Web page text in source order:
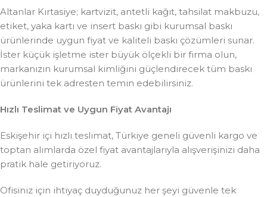
Altanlar Kırtasiye; kartvizit, antetli kağıt, tahsilat makbuzu,
etiket, yaka kartı ve insert baskı gibi kurumsal baskı
ürünlerinde uygun fiyat ve kaliteli baskı çözümleri sunar.
İster küçük işletme ister büyük ölçekli bir firma olun,
markanızın kurumsal kimliğini güçlendirecek tüm baskı
ürünlerini tek adresten temin edebilirsiniz.
Hızlı Teslimat ve Uygun Fiyat Avantajı
Eskişehir içi hızlı teslimat, Türkiye geneli güvenli kargo ve
toptan alımlarda özel fiyat avantajlarıyla alışverişinizi daha
pratik hale getiriyoruz.
Ofisiniz için ihtiyaç duyduğunuz her şeyi güvenle tek